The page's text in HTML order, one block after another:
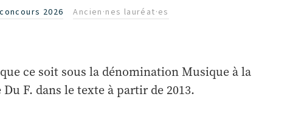
2026 Ancien·nes lauréat·es
ce soit sous la dénomination Musique à la
F. dans le texte à partir de 2013.